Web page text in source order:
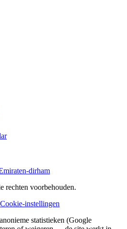
dirham
rechten voorbehouden.
Cookie-instellingen
statistieken (Google